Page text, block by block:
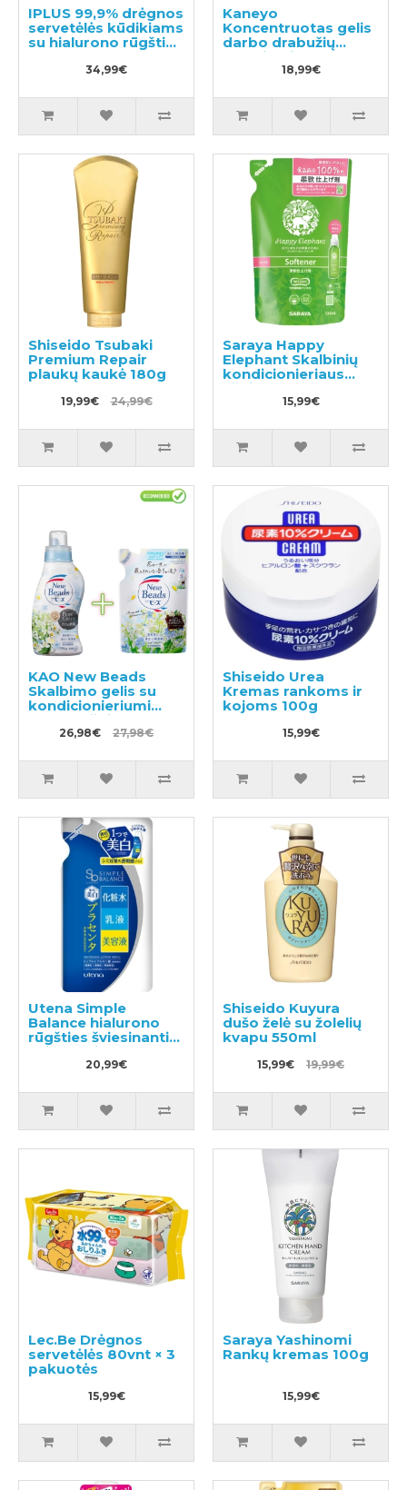
IPLUS 99,9% drėgnos
servetėlės kūdikiams
su hialurono rūgštimi
34,99€
Kaneyo
Koncentruotas gelis
darbo drabužių
skalbimui 500ml
18,99€
Shiseido Tsubaki
Premium Repair
plaukų kaukė 180g
19,99€ 24,99€
Saraya Happy
Elephant Skalbinių
kondicionieriaus
užpildas 540ml
15,99€
KAO New Beads
Skalbimo gelis su
kondicionieriumi
740g + užpildas 650g
26,98€ 27,98€
Shiseido Urea
Kremas rankoms ir
kojoms 100g
15,99€
Utena Simple
Balance hialurono
rūgšties šviesinantis
veido losjono
užpildas 200ml
20,99€
Shiseido Kuyura
dušo želė su žolelių
kvapu 550ml
15,99€ 19,99€
Lec.Be Drėgnos
servetėlės 80vnt × 3
pakuotės
15,99€
Saraya Yashinomi
Rankų kremas 100g
15,99€